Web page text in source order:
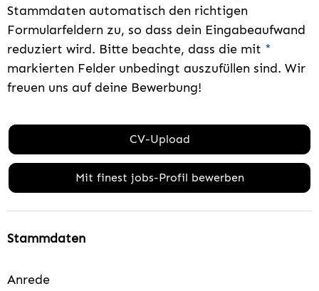
Stammdaten automatisch den richtigen
Formularfeldern zu, so dass dein Eingabeaufwand
reduziert wird. Bitte beachte, dass die mit *
markierten Felder unbedingt auszufüllen sind. Wir
freuen uns auf deine Bewerbung!
CV-Upload
Mit finest jobs-Profil bewerben
Stammdaten
Anrede